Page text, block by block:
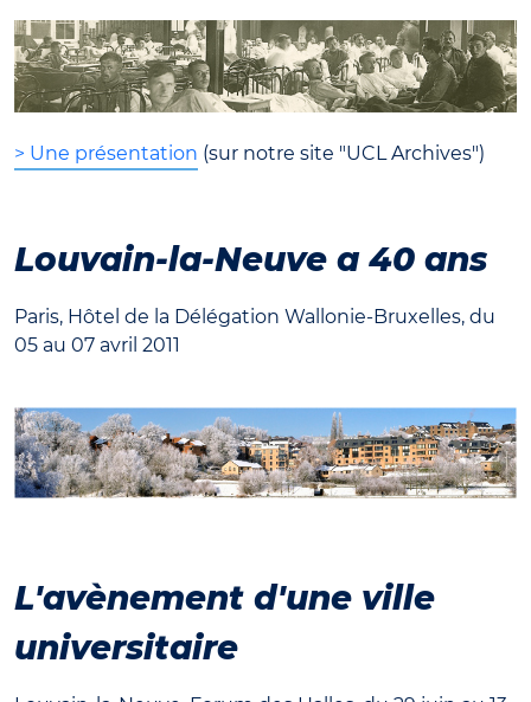
> Une présentation (sur notre site "UCL Archives")
Louvain-la-Neuve a 40 ans
Paris, Hôtel de la Délégation Wallonie-Bruxelles, du
05 au 07 avril 2011
L'avènement d'une ville
universitaire